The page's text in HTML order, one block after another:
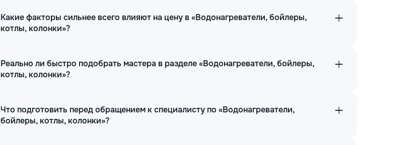
Какие факторы сильнее всего влияют на цену в «Водонагреватели, бойлеры,
котлы, колонки»?
Реально ли быстро подобрать мастера в разделе «Водонагреватели, бойлеры,
котлы, колонки»?
Что подготовить перед обращением к специалисту по «Водонагреватели,
бойлеры, котлы, колонки»?